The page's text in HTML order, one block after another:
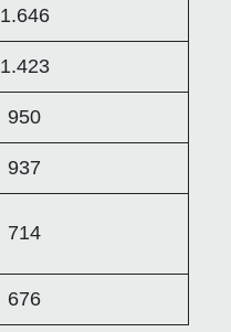
1.646
1.423
950
937
714
676